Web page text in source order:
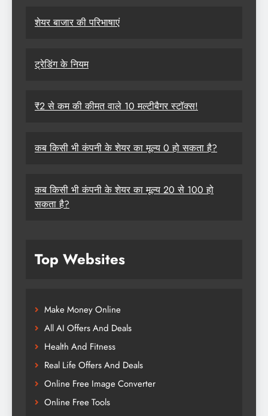
शेयर बाजार की परिभाषाएं
ट्रेडिंग के नियम
₹2 से कम की कीमत वाले 10 मल्टीबैगर स्टॉक्स!
कब किसी भी कंपनी के शेयर का मूल्य 0 हो सकता है?
कब किसी भी कंपनी के शेयर का मूल्य 20 से 100 हो
सकता है?
Top Websites
Make Money Online
All AI Offers And Deals
Health And Fitness
Real Life Offers And Deals
Online Free Image Converter
Online Free Tools